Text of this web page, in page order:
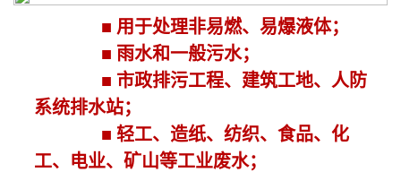
■ 用于处理非易燃、易爆液体；
■ 雨水和一般污水；
■ 市政排污工程、建筑工地、人防
系统排水站；
■ 轻工、造纸、纺织、食品、化
工、电业、矿山等工业废水；